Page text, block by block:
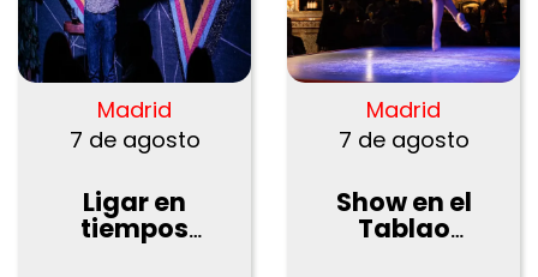
Madrid
7 de agosto
Ligar en
tiempos
modernos en
Madrid
7 de agosto
Show en el
Tablao